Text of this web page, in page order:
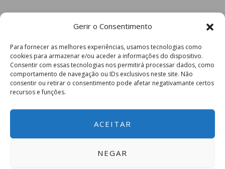
Gerir o Consentimento
Para fornecer as melhores experiências, usamos tecnologias como
cookies para armazenar e/ou aceder a informações do dispositivo.
Consentir com essas tecnologias nos permitirá processar dados, como
comportamento de navegação ou IDs exclusivos neste site. Não
consentir ou retirar o consentimento pode afetar negativamante certos
recursos e funções.
ACEITAR
NEGAR